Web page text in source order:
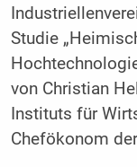
Studie
von Christian
Instituts für
Chefökonom